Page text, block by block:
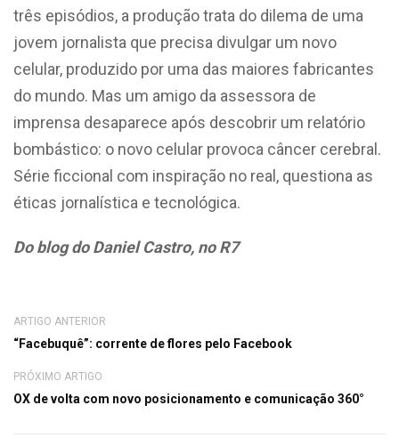
três episódios, a produção trata do dilema de uma
jovem jornalista que precisa divulgar um novo
celular, produzido por uma das maiores fabricantes
do mundo. Mas um amigo da assessora de
imprensa desaparece após descobrir um relatório
bombástico: o novo celular provoca câncer cerebral.
Série ficcional com inspiração no real, questiona as
éticas jornalística e tecnológica.
Do blog do Daniel Castro, no R7
ARTIGO ANTERIOR
“Facebuquê”: corrente de flores pelo Facebook
PRÓXIMO ARTIGO
OX de volta com novo posicionamento e comunicação 360°